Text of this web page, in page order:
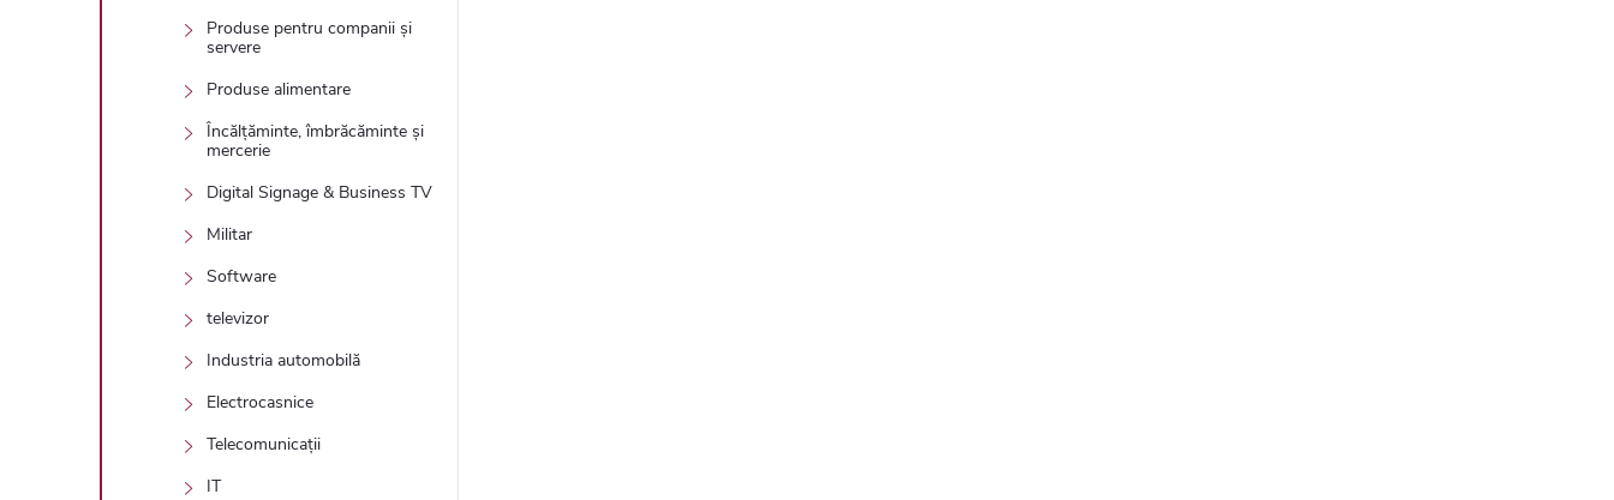
Produse pentru companii și
servere
Produse alimentare
Încălțăminte, îmbrăcăminte și
mercerie
Digital Signage & Business TV
Militar
Software
televizor
Industria automobilă
Electrocasnice
Telecomunicații
IT